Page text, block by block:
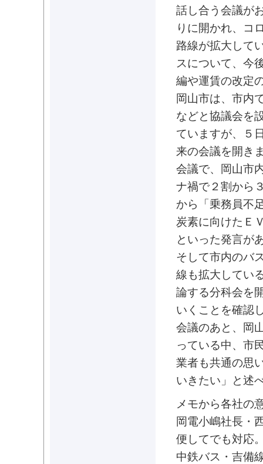
話し合う会議が
りに開かれ、コ
路線が拡大して
スについて、今
編や運賃の改定
岡山市は、市内
などと協議会を
ていますが、５
来の会議を開き
会議で、岡山市
ナ禍で２割から
から「乗務員不
炭素に向けたＥ
といった発言が
そして市内のバ
線も拡大してい
論する分科会を
いくことを確認
会議のあと、岡
っている中、市
業者も共通の思
いきたい」と述
メモから各社の
岡電小嶋社長・
便してでも対応
中鉄バス・吉備